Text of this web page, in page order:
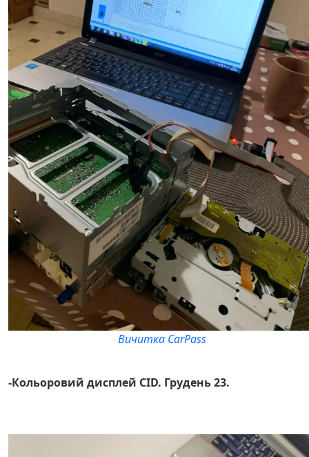
Вичитка CarPass
-Кольоровий дисплей CID. Грудень 23.